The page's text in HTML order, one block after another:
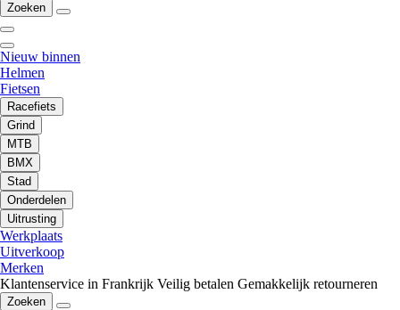
Zoeken
Nieuw binnen
Helmen
Fietsen
Racefiets
Grind
MTB
BMX
Stad
Onderdelen
Uitrusting
Werkplaats
Uitverkoop
Merken
Klantenservice in Frankrijk Veilig betalen Gemakkelijk retourneren
Zoeken